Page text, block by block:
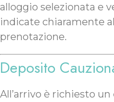
alloggio selezionata e
indicate chiaramente
prenotazione.
Deposito
All’arrivo è richiesto un